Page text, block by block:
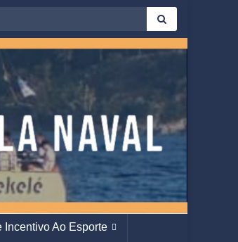
Incentivo Ao Esporte